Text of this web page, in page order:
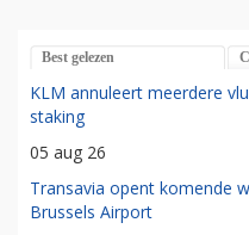
Best gelezen
KLM annuleert meerdere
staking
05 aug 26
Transavia opent komende
Brussels Airport